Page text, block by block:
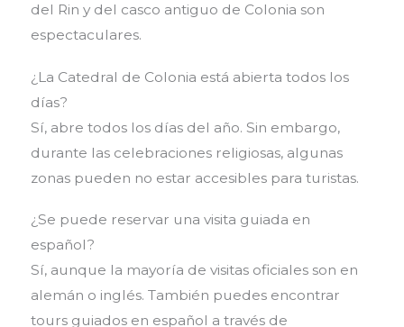
del Rin y del casco antiguo de Colonia son
espectaculares.
¿La Catedral de Colonia está abierta todos los
días?
Sí, abre todos los días del año. Sin embargo,
durante las celebraciones religiosas, algunas
zonas pueden no estar accesibles para turistas.
¿Se puede reservar una visita guiada en
español?
Sí, aunque la mayoría de visitas oficiales son en
alemán o inglés. También puedes encontrar
tours guiados en español a través de